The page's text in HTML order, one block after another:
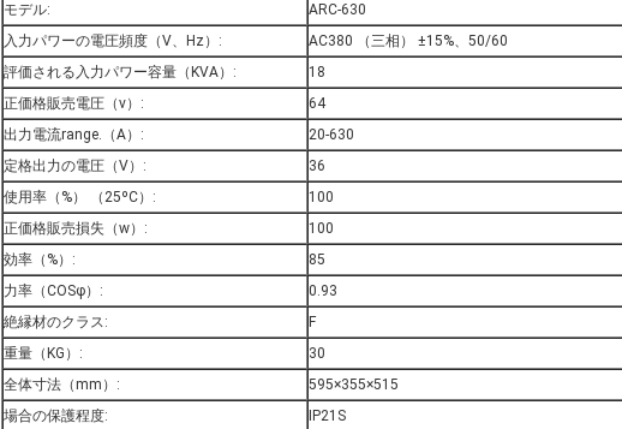
モデル:
ARC-630
入力パワーの電圧頻度（V、Hz）:
AC380 （三相） ±15%、50/60
評価される入力パワー容量（KVA）:
18
正価格販売電圧（v）:
64
出力電流range.（A）:
20-630
定格出力の電圧（V）:
36
使用率（%） （25ºC）:
100
正価格販売損失（w）:
100
効率（%）:
85
力率（COSφ）:
0.93
絶縁材のクラス:
F
重量（KG）:
30
全体寸法（mm）:
595×355×515
場合の保護程度:
IP21S